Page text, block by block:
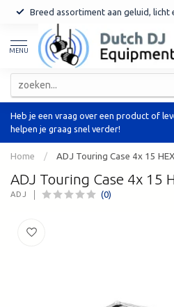
Breed assortiment aan geluid, licht
MENU
Heb je een vraag over een product of
helpen je graag snel verder!
Home / ADJ Touring Case 4x 15
ADJ Touring Case 4x 15
ADJ (0)